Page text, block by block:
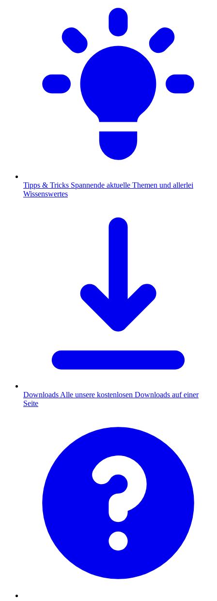
Tipps & Tricks Spannende aktuelle Themen und allerlei
Wissenswertes
Downloads Alle unsere kostenlosen Downloads auf einer
Seite